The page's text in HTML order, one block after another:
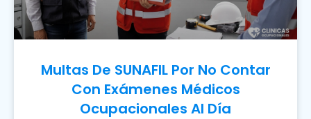
Multas De SUNAFIL Por No Contar
Con Exámenes Médicos
Ocupacionales Al Día